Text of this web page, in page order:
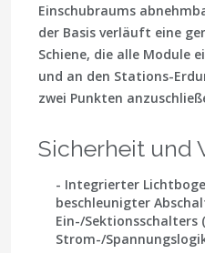
Einschubraums
der Basis verläuft eine
Schiene, die alle Module
und an den Stations-
zwei Punkten
Sicherheit und
- Integrierter
beschleunigter
Ein-/Sektionsschalters
Strom-/